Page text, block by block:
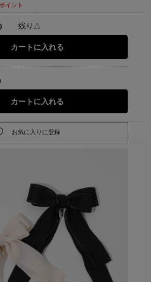
イント
残り△
お気に入りに登録